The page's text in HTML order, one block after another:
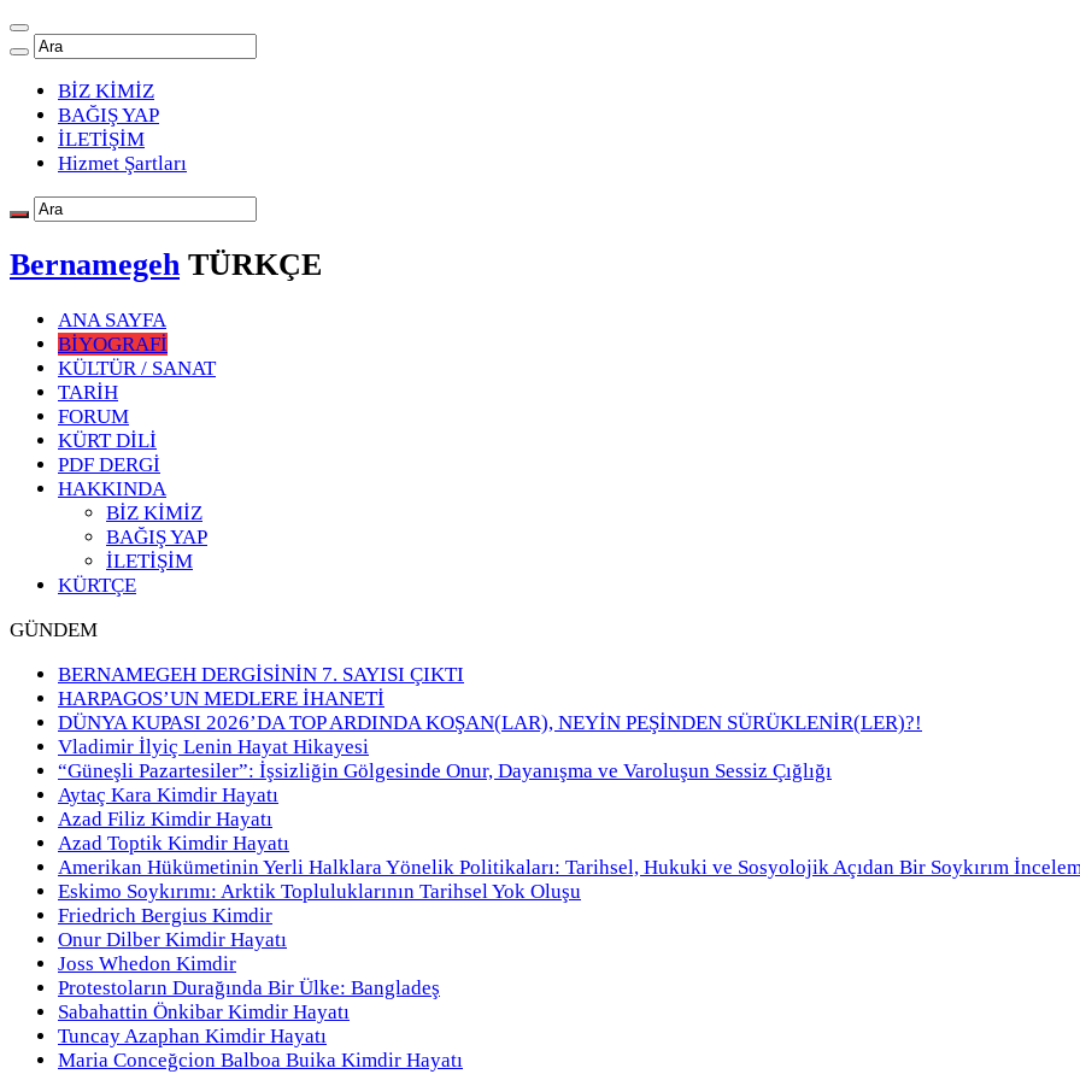
BİZ KİMİZ
BAĞIŞ YAP
İLETİŞİM
Hizmet Şartları
Bernamegeh TÜRKÇE
ANA SAYFA
BİYOGRAFİ
KÜLTÜR / SANAT
TARİH
FORUM
KÜRT DİLİ
PDF DERGİ
HAKKINDA
BİZ KİMİZ
BAĞIŞ YAP
İLETİŞİM
KÜRTÇE
GÜNDEM
BERNAMEGEH DERGİSİNİN 7. SAYISI ÇIKTI
HARPAGOS’UN MEDLERE İHANETİ
DÜNYA KUPASI 2026’DA TOP ARDINDA KOŞAN(LAR), NEYİN PEŞİNDEN SÜRÜKLENİR(LER)?!
Vladimir İlyiç Lenin Hayat Hikayesi
“Güneşli Pazartesiler”: İşsizliğin Gölgesinde Onur, Dayanışma ve Varoluşun Sessiz Çığlığı
Aytaç Kara Kimdir Hayatı
Azad Filiz Kimdir Hayatı
Azad Toptik Kimdir Hayatı
Amerikan Hükümetinin Yerli Halklara Yönelik Politikaları: Tarihsel, Hukuki ve Sosyolojik Açıdan Bir Soykırım
Eskimo Soykırımı: Arktik Topluluklarının Tarihsel Yok Oluşu
Friedrich Bergius Kimdir
Onur Dilber Kimdir Hayatı
Joss Whedon Kimdir
Protestoların Durağında Bir Ülke: Bangladeş
Sabahattin Önkibar Kimdir Hayatı
Tuncay Azaphan Kimdir Hayatı
Maria Conceğcion Balboa Buika Kimdir Hayatı